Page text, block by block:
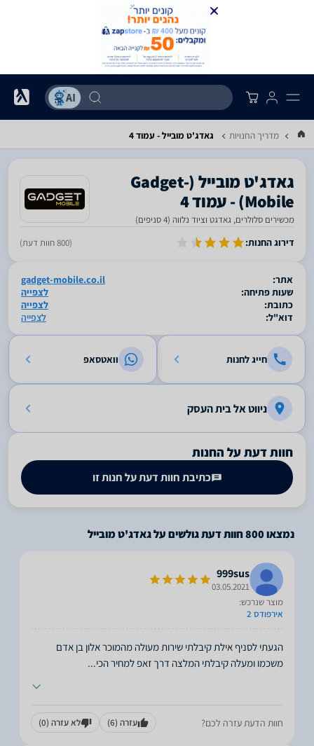
מדריך החנויות גאדג'ט מובייל - עמוד 4
‎גאדג'ט מובייל‎ ‏(Gadget-
Mobile) - עמוד 4
מכשירים סלולרים, גאדגט וציוד נלווה (4 סניפים)
דירוג החנות: (800 חוות דעת)
אתר:
gadget-mobile.co.il
שעות פתיחה:
לצפייה
כתובת:
לצפייה
דוא"ל:
לצפייה
חייג לחנות וואטסאפ
ניווט אל בית העסק
חוות דעת על החנות
כתיבת חוות דעת על חנות זו
נמצאו800חוות דעת גולשים על גאדג'ט מובייל
999sus
03.05.2021
מוצר שנרכש:
אירפודס 2
הגעתי לסניף אילת קיבלתי שירות מעולה מהמוכר אלון בן אדם
משכמו ומעלה קיבלתי המלצה דרך זאפ למחיר הכי...
חוות הדעת עזרה לכם? עזרה (6) לא עזרה (0)